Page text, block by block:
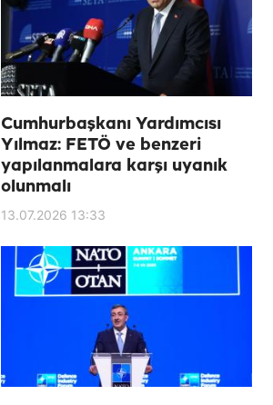
Cumhurbaşkanı Yardımcısı
Yılmaz: FETÖ ve benzeri
yapılanmalara karşı uyanık
olunmalı
13.07.2026 13:33